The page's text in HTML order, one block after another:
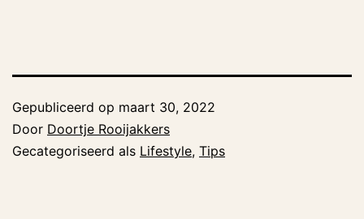
Gepubliceerd op maart 30, 2022
Door Doortje Rooijakkers
Gecategoriseerd als Lifestyle, Tips